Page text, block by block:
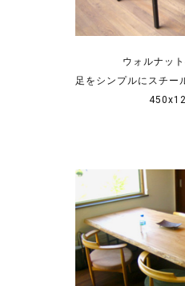
ウォルナッ
足をシンプルにスチー